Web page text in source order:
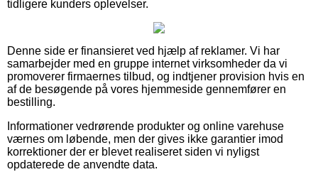
tidligere kunders oplevelser.
Denne side er finansieret ved hjælp af reklamer. Vi har
samarbejder med en gruppe internet virksomheder da vi
promoverer firmaernes tilbud, og indtjener provision hvis en
af de besøgende på vores hjemmeside gennemfører en
bestilling.
Informationer vedrørende produkter og online varehuse
værnes om løbende, men der gives ikke garantier imod
korrektioner der er blevet realiseret siden vi nyligst
opdaterede de anvendte data.